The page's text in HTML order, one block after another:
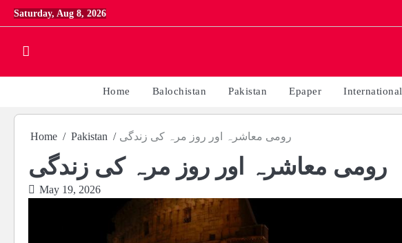
Skip
to
Saturday, Aug 8, 2026
Home Balochistan Pakistan Epaper International
Home Pakistan رومی معاشرہ اور روز مرہ کی زندگی
رومی معاشرہ اور روز مرہ کی زندگی
May 19, 2026